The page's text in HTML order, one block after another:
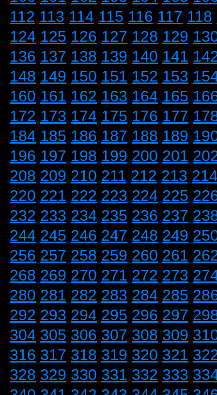
112 113 114 115 116 117 118
124 125 126 127 128 129
136 137 138 139 140 141
148 149 150 151 152 153
160 161 162 163 164 165
172 173 174 175 176 177
184 185 186 187 188 189
196 197 198 199 200 201
208 209 210 211 212 213
220 221 222 223 224 225
232 233 234 235 236 237
244 245 246 247 248 249
256 257 258 259 260 261
268 269 270 271 272 273
280 281 282 283 284 285
292 293 294 295 296 297
304 305 306 307 308 309
316 317 318 319 320 321
328 329 330 331 332 333